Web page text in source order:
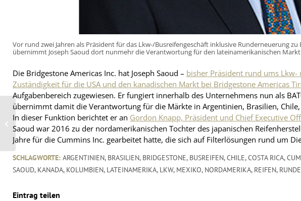
Vor rund zwei Jahren als Präsident für das Lkw-/Busreifengeschäft inklusive Runderneuerung
übernimmt Joseph Saoud dort nunmehr die Verantwortung für den lateinamerikanischen Markt
Die Bridgestone Americas Inc. hat Joseph Saoud – bisher Präsident rund ums
Zuständigkeit für die USA und den kanadischen Markt bei Bridgestone Americas
Aufgabenbereich zugewiesen. Er fungiert innerhalb des Unternehmens nun als
übernimmt damit die Verantwortung für die Märkte in Argentinien, Brasilien,
In dieser Funktion berichtet er an Gordon Knapp, Präsident und Chief Executive
Saoud war 2016 zu der nordamerikanischen Tochter des japanischen
Jahre für die Cummins Inc. gearbeitet hatte, die sich auf Filterlösungen rund um
SCHLAGWORTE: ARGENTINIEN, BRASILIEN, BRIDGESTONE, BUSREIFEN,CHILE,COSTA RICA,
SAOUD, KANADA, KOLUMBIEN, LATEINAMERIKA, LKW, MEXIKO, NORDAMERIKA, REIFEN,
Eintrag teilen
Erster bzw. weiterer
„Ringtread”-
Franchisepartner in
Indien